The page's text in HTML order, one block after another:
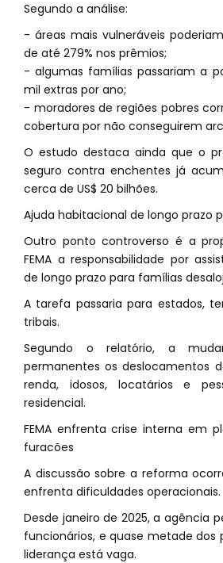
Segundo a análise:
- áreas mais vulneráveis
de até 279% nos prêmios;
- algumas famílias passariam a
mil extras por ano;
- moradores de regiões pobres
cobertura por não conseguirem
O estudo destaca ainda que o
seguro contra enchentes já
cerca de US$ 20 bilhões.
Ajuda habitacional de longo prazo
Outro ponto controverso é a
FEMA a responsabilidade por
de longo prazo para famílias
A tarefa passaria para estados,
tribais.
Segundo o relatório, a
permanentes os deslocamentos
renda, idosos, locatários e
residencial.
FEMA enfrenta crise interna em
furacões
A discussão sobre a reforma
enfrenta dificuldades operacionais.
Desde janeiro de 2025, a agência
funcionários, e quase metade dos
liderança está vaga.